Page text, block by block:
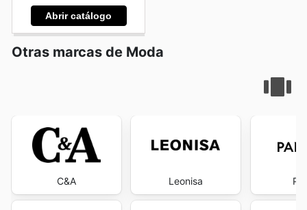
Abrir catálogo
Otras marcas de Moda
C&A Leonisa